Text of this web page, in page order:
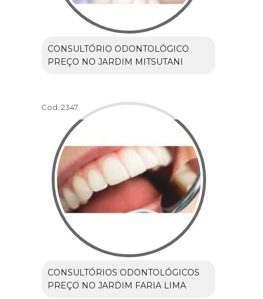
CONSULTÓRIO ODONTOLÓGICO
PREÇO NO JARDIM MITSUTANI
Cod.:2347
CONSULTÓRIOS ODONTOLÓGICOS
PREÇO NO JARDIM FARIA LIMA